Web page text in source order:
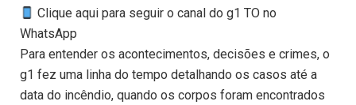
Clique aqui para seguir o canal do g1 TO no
WhatsApp
Para entender os acontecimentos, decisões e crimes, o
g1 fez uma linha do tempo detalhando os casos até a
data do incêndio, quando os corpos foram encontrados